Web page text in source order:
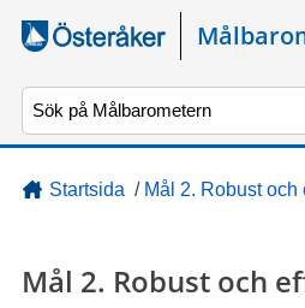
Gå direkt till sidans innehåll
Startsida / Mål 2. Robust och
Mål 2. Robust och